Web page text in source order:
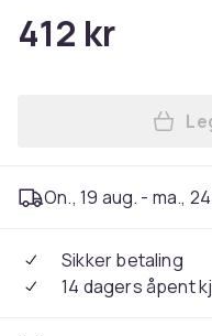
412 kr
On., 19 aug. - ma.,
Sikker betaling
14 dagers åpent